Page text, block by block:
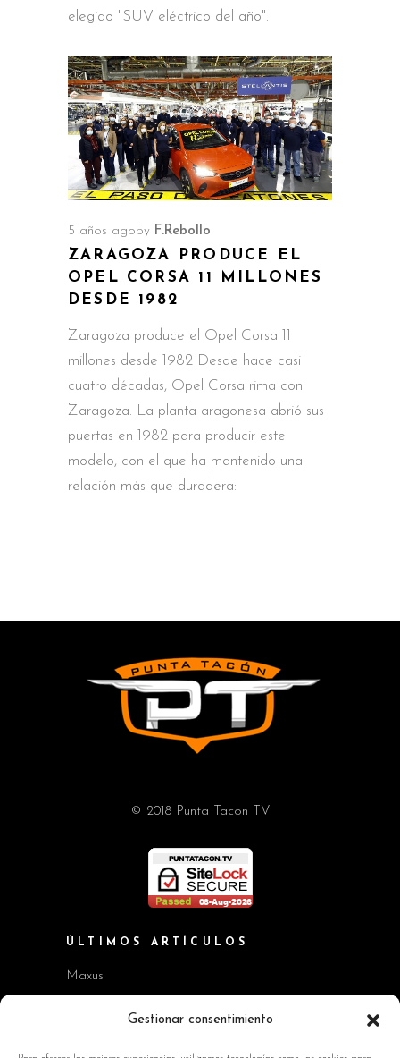
Gestionar consentimiento
elegido "SUV eléctrico del año".
5 años agoby F.Rebollo
ZARAGOZA PRODUCE EL
OPEL CORSA 11 MILLONES
DESDE 1982
Zaragoza produce el Opel Corsa 11
millones desde 1982 Desde hace casi
cuatro décadas, Opel Corsa rima con
Zaragoza. La planta aragonesa abrió sus
puertas en 1982 para producir este
modelo, con el que ha mantenido una
relación más que duradera:
© 2018 Punta Tacon TV
ÚLTIMOS ARTÍCULOS
Maxus
Workshop BMW Neue Klasse